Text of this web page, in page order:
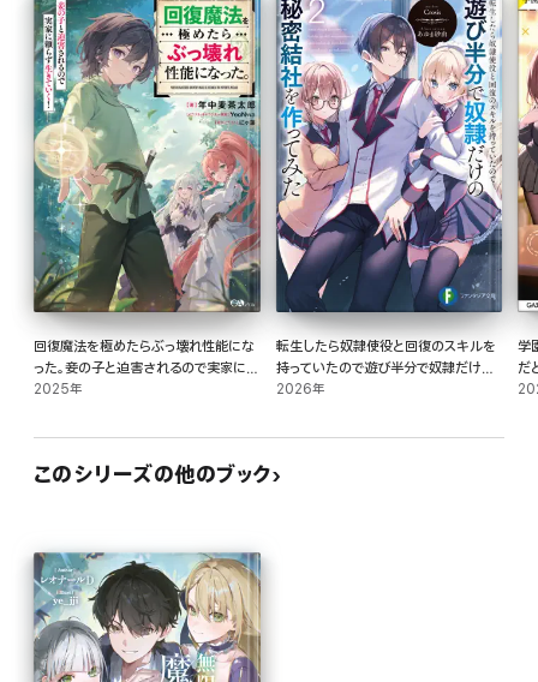
回復魔法を極めたらぶっ壊れ性能にな
った。妾の子と迫害されるので実家に頼
らず生きていく!
2025年
転生したら奴隷使役と回復のスキルを
持っていたので遊び半分で奴隷だけの
秘密結社を作ってみた2
2026年
学
だ
お
このシリーズの他のブック